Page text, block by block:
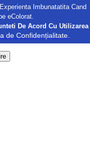
Imbunatatita Cand
eColorat.
De Acord Cu Utilizarea
de Confidențialitate.